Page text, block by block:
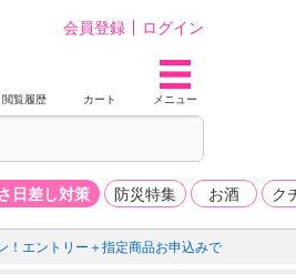
会員登録 ログイン
閲覧履歴 カート メニュー
日差し対策 防災特集 お酒 ク
！エントリー＋指定商品お申込みで